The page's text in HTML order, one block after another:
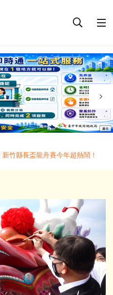
竹縣長盃龍舟賽今年超熱鬧！